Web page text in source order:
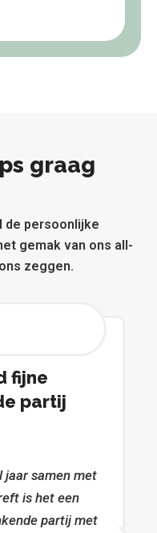
graag
de persoonlijke
gemak van ons all-
zeggen.
fijne
partij
jaar samen met
is het een
partij met